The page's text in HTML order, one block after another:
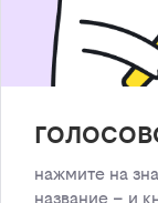
нажмите на
название – и